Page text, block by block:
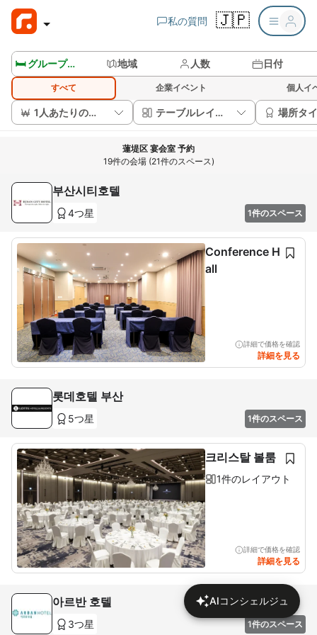
私の質問 🇯🇵
🛏️ グループルームを見る 地域 人数 日付
すべて 企業イベント 個人イ
1人あたりの価格 テーブルレイアウト 場所タ
蓮堤区 宴会室 予約
19件の会場 (21件のスペース)
부산시티호텔
4つ星 1件のスペース
Conference H
all
詳細で価格を確認
詳細を見る
롯데호텔 부산
5つ星 1件のスペース
크리스탈 볼룸
1件のレイアウト
詳細で価格を確認
詳細を見る
아르반 호텔
3つ星 1件のスペース
AIコンシェルジュ